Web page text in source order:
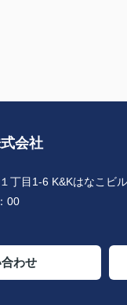
会社
丁目1-6 K&Kはなこビ
00
わせ